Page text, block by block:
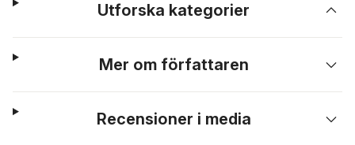
Utforska kategorier
Mer om författaren
Recensioner i media